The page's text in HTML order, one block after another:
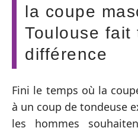
la coupe
Toulouse fait
différence
Fini le temps où la
à un coup de tondeuse
les hommes